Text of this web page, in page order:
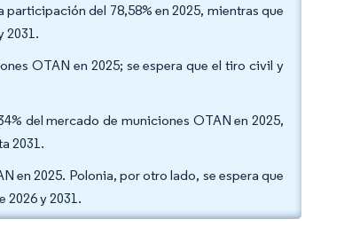
del 78,58% en 2025, mientras que
2031.
OTAN en 2025; se espera que el tiro civil y
del mercado de municiones OTAN en 2025,
2031.
en 2025. Polonia, por otro lado, se espera que
2026 y 2031.